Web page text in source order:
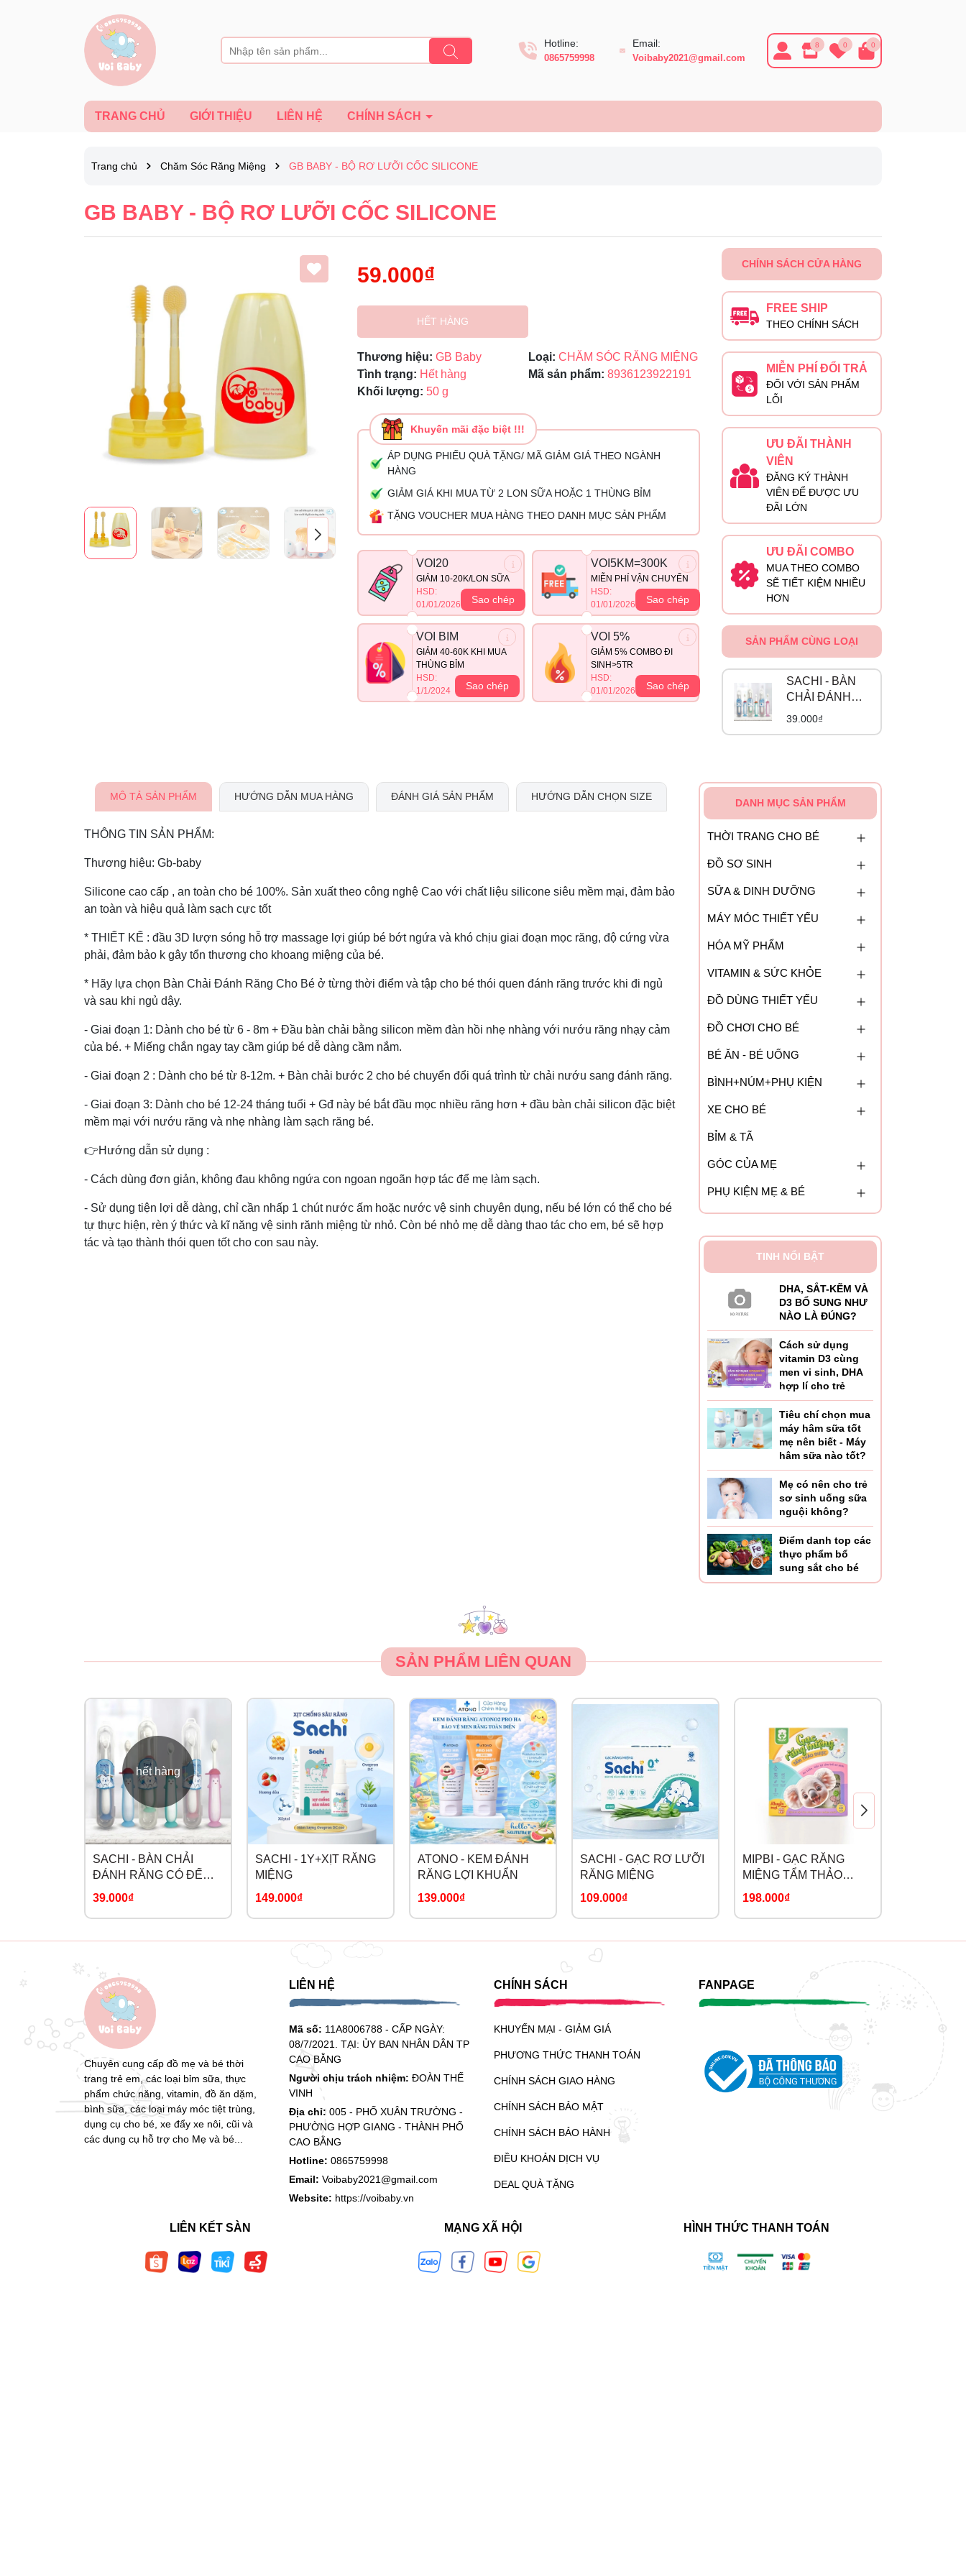
Hotline:
0865759998
Email:
Voibaby2021@gmail.com
8 0 0
TRANG CHỦ GIỚI THIỆU LIÊN HỆ CHÍNH SÁCH
Trang chủ Chăm Sóc Răng Miệng GB BABY - BỘ RƠ LƯỠI CỐC SILICONE
GB BABY - BỘ RƠ LƯỠI CỐC SILICONE
59.000₫
HẾT HÀNG
Thương hiệu: GB Baby Loại: CHĂM SÓC RĂNG MIỆNG
Tình trạng: Hết hàng Mã sản phẩm: 8936123922191
Khối lượng: 50 g
Khuyến mãi đặc biệt !!!
ÁP DỤNG PHIẾU QUÀ TẶNG/ MÃ GIẢM GIÁ THEO NGÀNH
HÀNG
GIẢM GIÁ KHI MUA TỪ 2 LON SỮA HOẶC 1 THÙNG BỈM
TẶNG VOUCHER MUA HÀNG THEO DANH MỤC SẢN PHẨM
VOI20
GIẢM 10-20K/LON SỮA
HSD:
01/01/2026
Sao chép
VOI5KM=300K
MIỄN PHÍ VẬN CHUYỂN
HSD:
01/01/2026
Sao chép
VOI BIM
GIẢM 40-60K KHI MUA
THÙNG BỈM
HSD:
1/1/2024
Sao chép
VOI 5%
GIẢM 5% COMBO ĐI
SINH>5TR
HSD:
01/01/2026
Sao chép
Ngày hết hạn:
Điều kiện:
CHÍNH SÁCH CỬA HÀNG
FREE SHIP
THEO CHÍNH SÁCH
MIỄN PHÍ ĐỔI TRẢ
ĐỐI VỚI SẢN PHẨM
LỖI
ƯU ĐÃI THÀNH
VIÊN
ĐĂNG KÝ THÀNH
VIÊN ĐỂ ĐƯỢC ƯU
ĐÃI LỚN
ƯU ĐÃI COMBO
MUA THEO COMBO
SẼ TIẾT KIỆM NHIỀU
HƠN
SẢN PHẨM CÙNG LOẠI
SACHI - BÀN
CHẢI ĐÁNH
RĂNG CÓ ĐẾ
39.000₫
MÔ TẢ SẢN PHẨM HƯỚNG DẪN MUA HÀNG ĐÁNH GIÁ SẢN PHẨM HƯỚNG DẪN CHỌN SIZE
THÔNG TIN SẢN PHẨM:
Thương hiệu: Gb-baby
Silicone cao cấp , an toàn cho bé 100%. Sản xuất theo công nghệ Cao với chất liệu silicone siêu mềm mại, đảm bảo
an toàn và hiệu quả làm sạch cực tốt
* THIẾT KẾ : đầu 3D lượn sóng hỗ trợ massage lợi giúp bé bớt ngứa và khó chịu giai đoạn mọc răng, độ cứng vừa
phải, đảm bảo k gây tổn thương cho khoang miệng của bé.
* Hãy lựa chọn Bàn Chải Đánh Răng Cho Bé ở từng thời điểm và tập cho bé thói quen đánh răng trước khi đi ngủ
và sau khi ngủ dậy.
- Giai đoạn 1: Dành cho bé từ 6 - 8m + Đầu bàn chải bằng silicon mềm đàn hồi nhẹ nhàng với nướu răng nhạy cảm
của bé. + Miếng chắn ngay tay cầm giúp bé dễ dàng cầm nắm.
- Giai đoạn 2 : Dành cho bé từ 8-12m. + Bàn chải bước 2 cho bé chuyển đổi quá trình từ chải nướu sang đánh răng.
- Giai đoạn 3: Dành cho bé 12-24 tháng tuổi + Gđ này bé bắt đầu mọc nhiều răng hơn + đầu bàn chải silicon đặc biệt
mềm mại với nướu răng và nhẹ nhàng làm sạch răng bé.
👉Hướng dẫn sử dụng :
- Cách dùng đơn giản, không đau không ngứa con ngoan ngoãn hợp tác để mẹ làm sạch.
- Sử dụng tiện lợi dễ dàng, chỉ cần nhấp 1 chút nước ấm hoặc nước vệ sinh chuyên dụng, nếu bé lớn có thể cho bé
tự thực hiện, rèn ý thức và kĩ năng vệ sinh rănh miệng từ nhỏ. Còn bé nhỏ mẹ dễ dàng thao tác cho em, bé sẽ hợp
tác và tạo thành thói quen tốt cho con sau này.
DANH MỤC SẢN PHẨM
THỜI TRANG CHO BÉ
ĐỒ SƠ SINH
SỮA & DINH DƯỠNG
MÁY MÓC THIẾT YẾU
HÓA MỸ PHẨM
VITAMIN & SỨC KHỎE
ĐỒ DÙNG THIẾT YẾU
ĐỒ CHƠI CHO BÉ
BÉ ĂN - BÉ UỐNG
BÌNH+NÚM+PHỤ KIỆN
XE CHO BÉ
BỈM & TÃ
GÓC CỦA MẸ
PHỤ KIỆN MẸ & BÉ
TINH NỔI BẬT
DHA, SẮT-KẼM VÀ
D3 BỔ SUNG NHƯ
NÀO LÀ ĐÚNG?
Cách sử dụng
vitamin D3 cùng
men vi sinh, DHA
hợp lí cho trẻ
Tiêu chí chọn mua
máy hâm sữa tốt
mẹ nên biết - Máy
hâm sữa nào tốt?
Mẹ có nên cho trẻ
sơ sinh uống sữa
nguội không?
Điểm danh top các
thực phẩm bổ
sung sắt cho bé
SẢN PHẨM LIÊN QUAN
hết hàng
SACHI - BÀN CHẢI
ĐÁNH RĂNG CÓ ĐẾ
HÍT
39.000₫
SACHI - 1Y+XỊT RĂNG
MIỆNG
149.000₫
ATONO - KEM ĐÁNH
RĂNG LỢI KHUẨN
139.000₫
SACHI - GẠC RƠ LƯỠI
RĂNG MIỆNG
109.000₫
MIPBI - GẠC RĂNG
MIỆNG TẨM THẢO
DƯỢC
198.000₫
Chuyên cung cấp đồ mẹ và bé thời
trang trẻ em, các loại bỉm sữa, thực
phẩm chức năng, vitamin, đồ ăn dặm,
bình sữa, các loại máy móc tiệt trùng,
dụng cụ cho bé, xe đẩy xe nôi, cũi và
các dụng cụ hỗ trợ cho Mẹ và bé...
LIÊN HỆ
Mã số: 11A8006788 - CẤP NGÀY:
08/7/2021. TẠI: ỦY BAN NHÂN DÂN TP
CAO BẰNG
Người chịu trách nhiệm: ĐOÀN THẾ
VINH
Địa chỉ: 005 - PHỐ XUÂN TRƯỜNG -
PHƯỜNG HỢP GIANG - THÀNH PHỐ
CAO BẰNG
Hotline: 0865759998
Email: Voibaby2021@gmail.com
Website: https://voibaby.vn
CHÍNH SÁCH
KHUYẾN MẠI - GIẢM GIÁ
PHƯƠNG THỨC THANH TOÁN
CHÍNH SÁCH GIAO HÀNG
CHÍNH SÁCH BẢO MẬT
CHÍNH SÁCH BẢO HÀNH
ĐIỀU KHOẢN DỊCH VỤ
DEAL QUÀ TẶNG
FANPAGE
LIÊN KẾT SÀN MẠNG XÃ HỘI HÌNH THỨC THANH TOÁN